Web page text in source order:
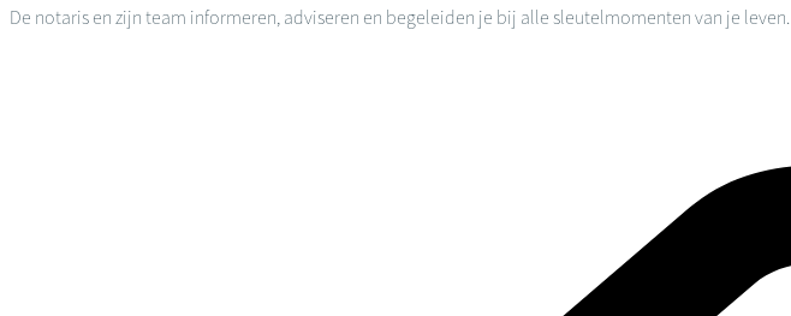
De notaris en zijn team informeren, adviseren en begeleiden je bij alle sleutelmomenten van je leven.